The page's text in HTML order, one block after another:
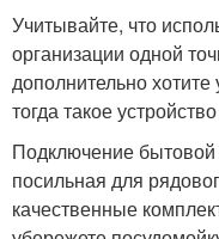
Учитывайте, что
организации одной
дополнительно
тогда такое
Подключение
посильная для
качественные